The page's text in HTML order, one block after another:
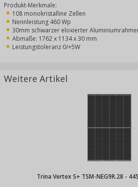
Produkt-Merkmale:
108 monokristalline Zellen
Nennleistung 460 Wp
30mm schwarzer eloxierter
Abmaße: 1762 x 1134 x 30 mm
Leistungstoleranz 0/+5W
Weitere Artikel
Trina Vertex S+ TSM-NEG9R.28 -